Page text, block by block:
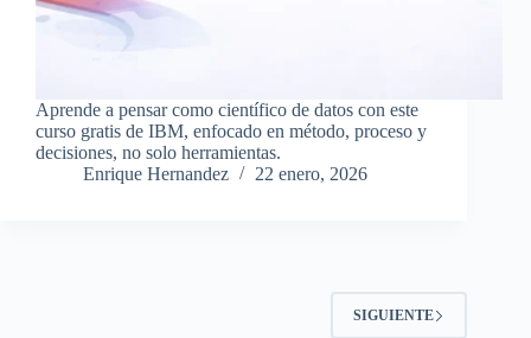
Aprende a pensar como científico de datos con este
curso gratis de IBM, enfocado en método, proceso y
decisiones, no solo herramientas.
Enrique Hernandez
22 enero, 2026
SIGUIENTE